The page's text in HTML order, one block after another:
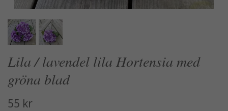
Lila / lavendel lila Hortensia med
gröna blad
55 kr